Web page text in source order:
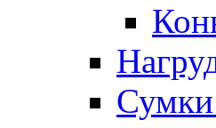
Сумки